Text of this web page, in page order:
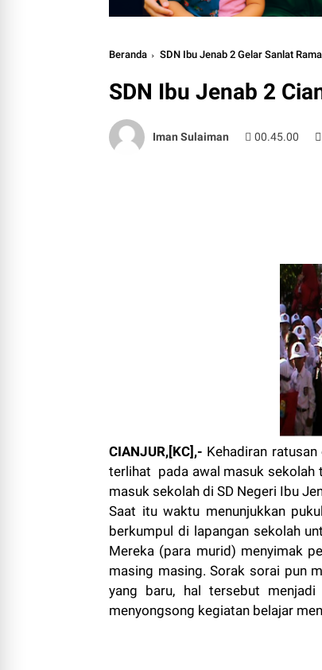
Beranda SDN Ibu Jenab 2 Gelar Sanlat
SDN Ibu Jenab 2
Iman Sulaiman 00.45.00
CIANJUR,[KC],- Kehadiran
terlihat pada awal masuk sekolah
masuk sekolah di SD Negeri Ibu
Saat itu waktu menunjukkan
berkumpul di lapangan sekolah
Mereka (para murid) menyimak
masing masing. Sorak sorai pun
yang baru, hal tersebut
menyongsong kegiatan belajar